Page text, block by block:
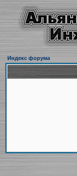
Индекс форума